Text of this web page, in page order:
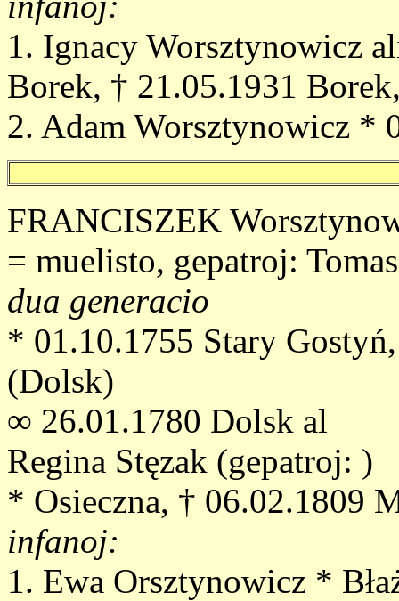
1. Ignacy Worsztynowicz
Borek, † 21.05.1931
2. Adam Worsztynowicz *
FRANCISZEK
= muelisto, gepatroj:
dua generacio
* 01.10.1755 Stary
(Dolsk)
∞ 26.01.1780 Dolsk al
Regina Stęzak (gepatroj: )
* Osieczna, † 06.02.1809
infanoj:
1. Ewa Orsztynowicz *